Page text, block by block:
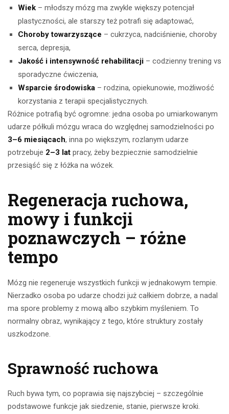
Wiek – młodszy mózg ma zwykle większy potencjał
plastyczności, ale starszy też potrafi się adaptować,
Choroby towarzyszące – cukrzyca, nadciśnienie, choroby
serca, depresja,
Jakość i intensywność rehabilitacji – codzienny trening vs
sporadyczne ćwiczenia,
Wsparcie środowiska – rodzina, opiekunowie, możliwość
korzystania z terapii specjalistycznych.
Różnice potrafią być ogromne: jedna osoba po umiarkowanym
udarze półkuli mózgu wraca do względnej samodzielności po
3–6 miesiącach, inna po większym, rozlanym udarze
potrzebuje 2–3 lat pracy, żeby bezpiecznie samodzielnie
przesiąść się z łóżka na wózek.
Regeneracja ruchowa,
mowy i funkcji
poznawczych – różne
tempo
Mózg nie regeneruje wszystkich funkcji w jednakowym tempie.
Nierzadko osoba po udarze chodzi już całkiem dobrze, a nadal
ma spore problemy z mową albo szybkim myśleniem. To
normalny obraz, wynikający z tego, które struktury zostały
uszkodzone.
Sprawność ruchowa
Ruch bywa tym, co poprawia się najszybciej – szczególnie
podstawowe funkcje jak siedzenie, stanie, pierwsze kroki.